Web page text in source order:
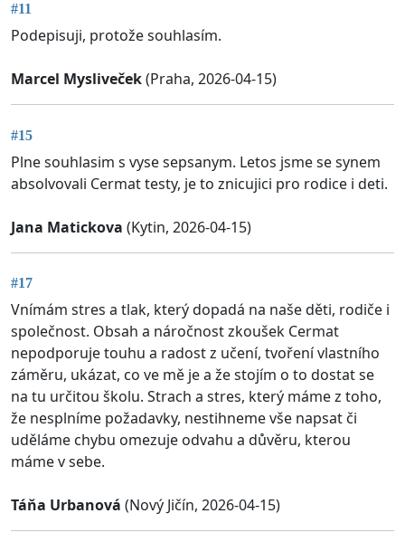
#11
Podepisuji, protože souhlasím.
Marcel Mysliveček(Praha, 2026-04-15)
#15
Plne souhlasim s vyse sepsanym. Letos jsme se synem
absolvovali Cermat testy, je to znicujici pro rodice i deti.
Jana Matickova (Kytin, 2026-04-15)
#17
Vnímám stres a tlak, který dopadá na naše děti, rodiče i
společnost. Obsah a náročnost zkoušek Cermat
nepodporuje touhu a radost z učení, tvoření vlastního
záměru, ukázat, co ve mě je a že stojím o to dostat se
na tu určitou školu. Strach a stres, který máme z toho,
že nesplníme požadavky, nestihneme vše napsat či
uděláme chybu omezuje odvahu a důvěru, kterou
máme v sebe.
Táňa Urbanová (Nový Jičín, 2026-04-15)